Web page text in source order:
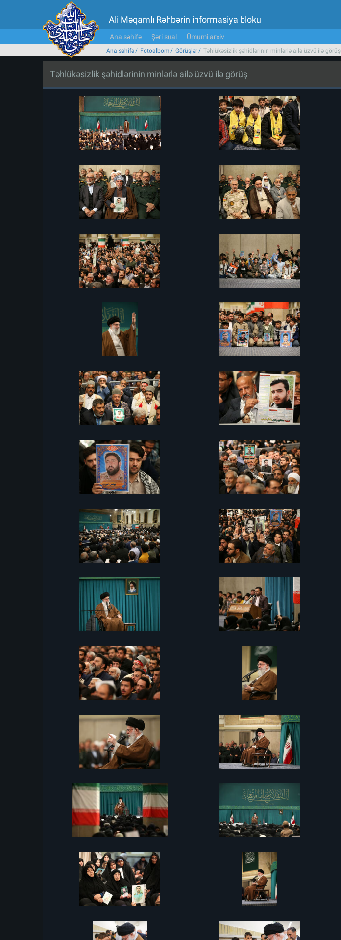
Ali Məqamlı Rəhbərin informasiya bloku
Ana səhifə Şəri sual Ümumi arxiv
Ana səhifə Fotoalbom Görüşlər Təhlükəsizlik şəhidlərinin minlərlə ailə üzvü ilə görüş
Təhlükəsizlik şəhidlərinin minlərlə ailə üzvü ilə görüş